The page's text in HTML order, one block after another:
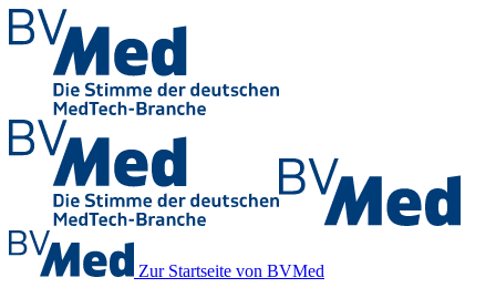
Zur Startseite von BVMed